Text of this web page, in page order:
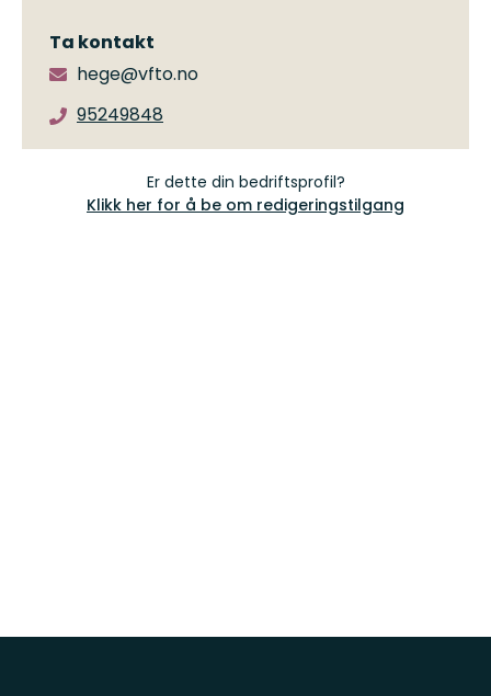
Ta kontakt
hege@vfto.no
95249848
Er dette din bedriftsprofil?
Klikk her for å be om redigeringstilgang